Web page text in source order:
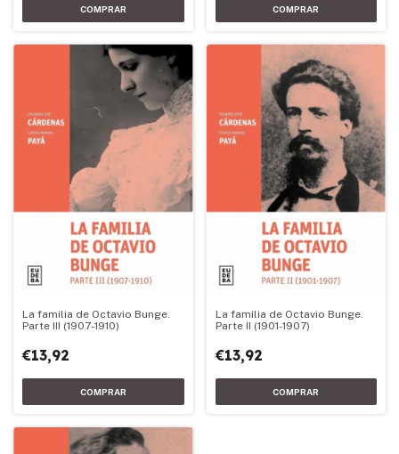
La familia de Octavio Bunge.
Parte III (1907-1910)
€13,92
La familia de Octavio Bunge.
Parte II (1901-1907)
€13,92